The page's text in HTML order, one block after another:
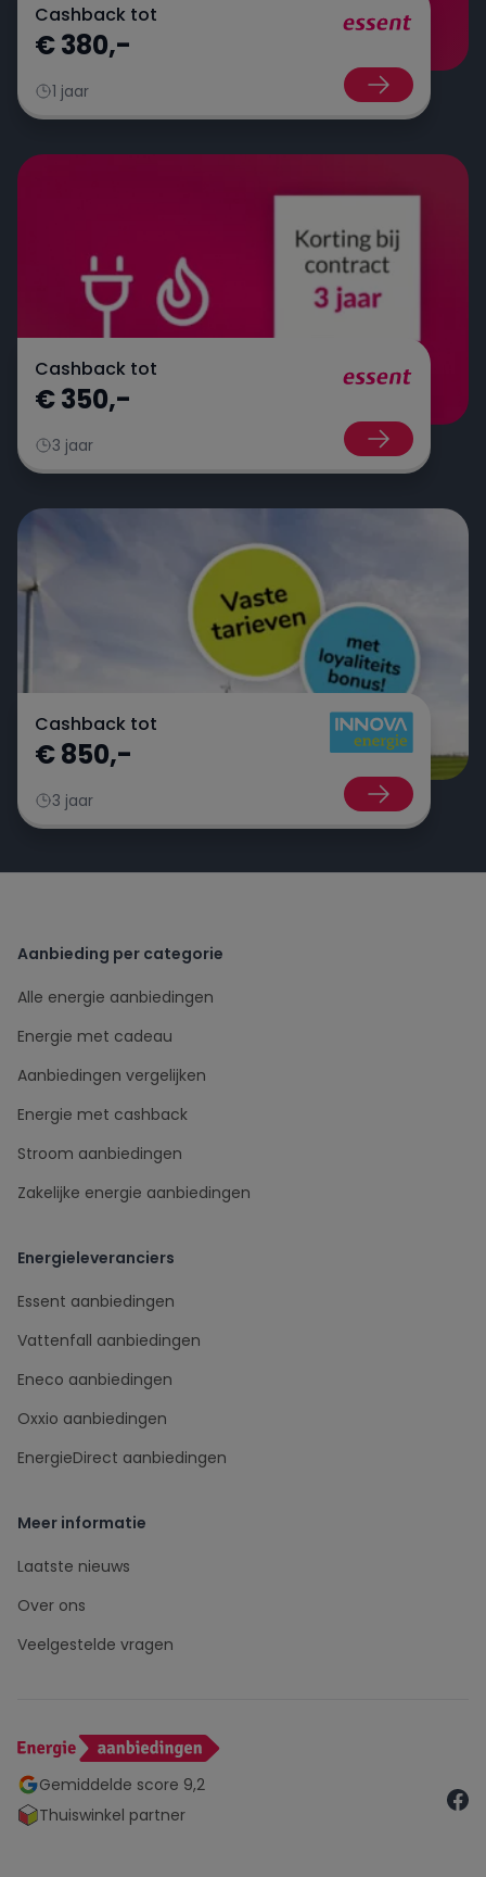
Cashback tot
€ 380,-
1 jaar
Cashback tot
€ 350,-
3 jaar
Cashback tot
€ 850,-
3 jaar
Gemiddelde score 9,2
Thuiswinkel partner
Aanbieding per categorie
Alle energie aanbiedingen
Energie met cadeau
Aanbiedingen vergelijken
Energie met cashback
Stroom aanbiedingen
Zakelijke energie aanbiedingen
Energieleveranciers
Essent aanbiedingen
Vattenfall aanbiedingen
Eneco aanbiedingen
Oxxio aanbiedingen
EnergieDirect aanbiedingen
Meer informatie
Laatste nieuws
Over ons
Veelgestelde vragen